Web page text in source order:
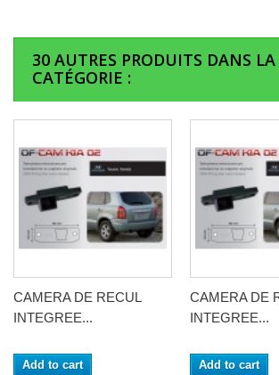
30 AUTRES PRODUITS DANS
CATÉGORIE :
CAMERA DE RECUL
INTEGREE...
Add to cart
CAMERA DE
INTEGREE...
Add to cart